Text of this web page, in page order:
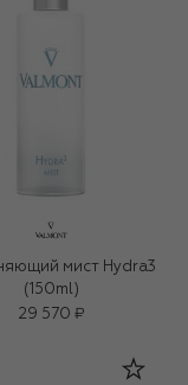
мист Hydra3
(150ml)
29 570 ₽